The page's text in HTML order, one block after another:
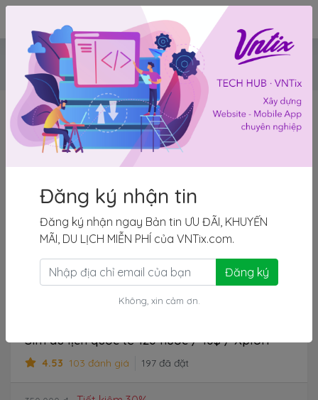
Nga
Yêu thích
Sim du lịch quốc tế 120 nước / 10$ / Xplori
4.53 103 đánh giá 197 đã đặt
Đăng ký nhận tin
Đăng ký nhận ngay Bản tin ƯU ĐÃI, KHUYẾN
MÃI, DU LỊCH MIỄN PHÍ của VNTix.com.
Đăng ký
Không, xin cảm ơn.